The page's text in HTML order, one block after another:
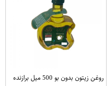
روغن زیتون بدون بو 500 میل برازنده